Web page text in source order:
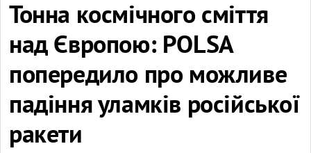
Тонна космічного сміття
над Європою: POLSA
попередило про можливе
падіння уламків російської
ракети